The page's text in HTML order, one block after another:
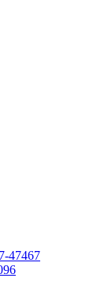
47467